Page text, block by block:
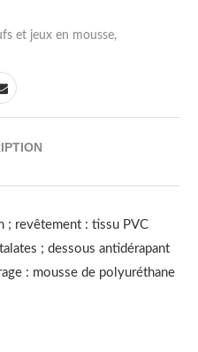
et jeux en mousse,
; revêtement : tissu PVC
; dessous antidérapant
: mousse de polyuréthane